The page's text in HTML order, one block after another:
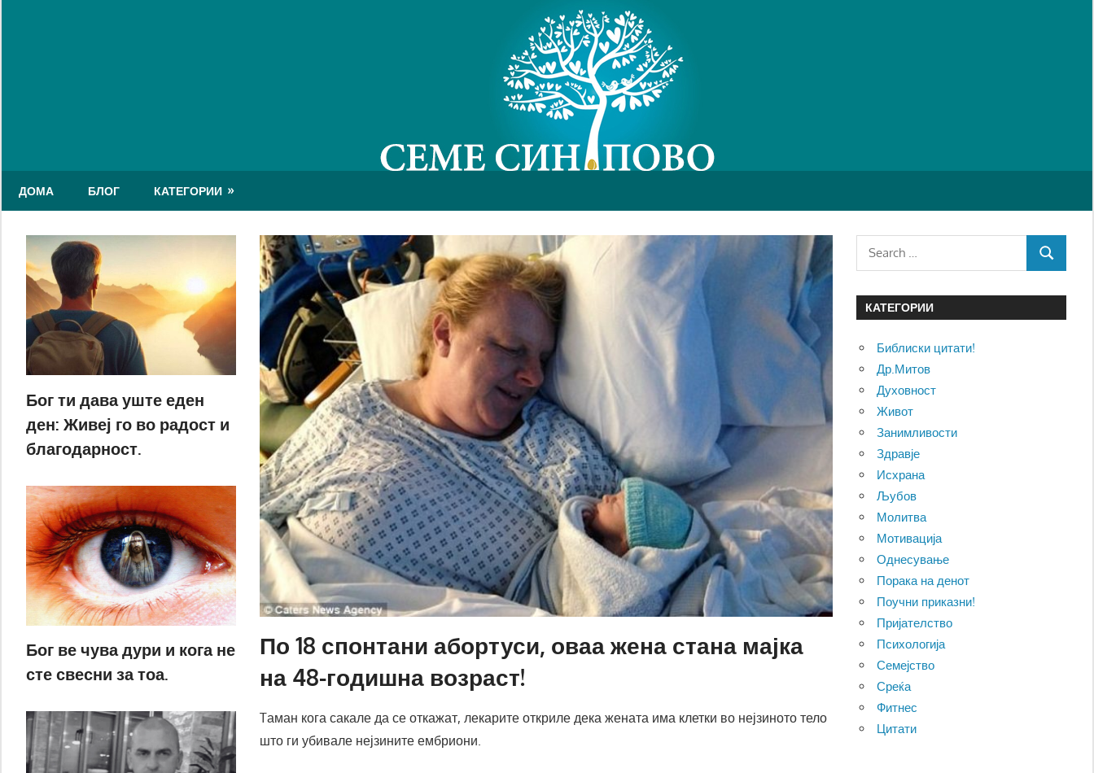
ДОМА БЛОГ КАТЕГОРИИ
По 18 спонтани абортуси, оваа жена стана мајка
на 48-годишна возраст!
Tаман кога сакале да се откажат, лекарите откриле дека жената има клетки во нејзиното тело
што ги убивале нејзините ембриони.
Бог ти дава уште еден
ден: Живеј го во радост и
благодарност.
Бог ве чува дури и кога не
сте свесни за тоа.
Search
SEARCH
КАТЕГОРИИ
Библиски цитати!
Др.Митов
Духовност
Живот
Занимливости
Здравје
Исхрана
Љубов
Молитва
Мотивација
Однесување
Порака на денот
Поучни приказни!
Пријателство
Психологија
Семејство
Среќа
Фитнес
Цитати